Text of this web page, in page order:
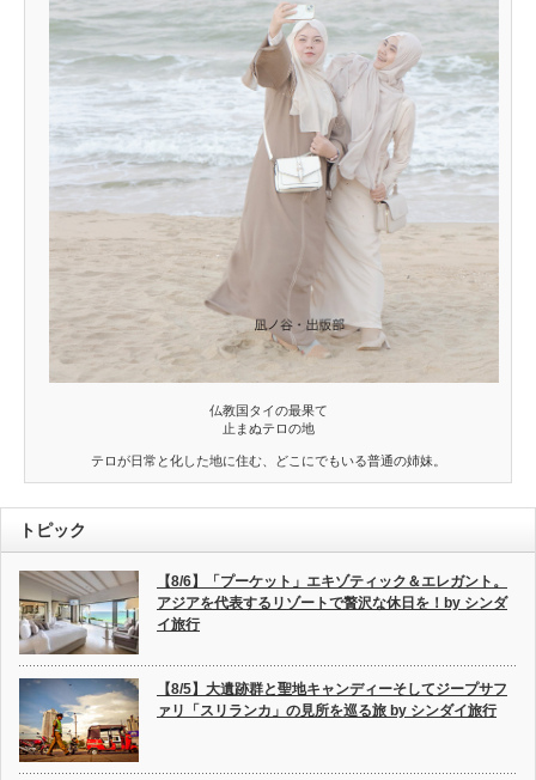
仏教国タイの最果て
止まぬテロの地
テロが日常と化した地に住む、どこにでもいる普通の姉妹。
トピック
【8/6】「プーケット」エキゾティック＆エレガント。
アジアを代表するリゾートで贅沢な休日を！by シンダ
イ旅行
【8/5】大遺跡群と聖地キャンディーそしてジープサフ
ァリ「スリランカ」の見所を巡る旅 by シンダイ旅行